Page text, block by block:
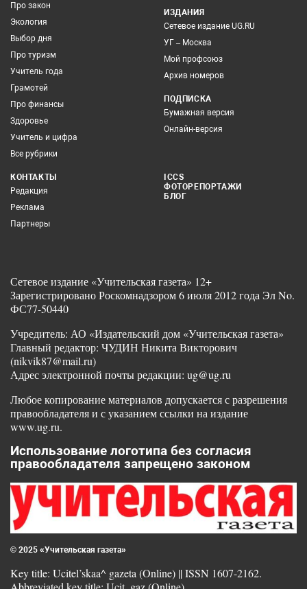
Про закон
Экология
Выбор дня
Про туризм
Учитель года
Грамотей
Про финансы
Здоровье
Учитель и цифра
Все рубрики
ИЗДАНИЯ
Сетевое издание UG.RU
УГ – Москва
Мой профсоюз
Архив номеров
ПОДПИСКА
Бумажная версия
Онлайн-версия
КОНТАКТЫ
Редакция
Реклама
Партнеры
ICCS
ФОТОРЕПОРТАЖИ
БЛОГ
Сетевое издание «Учительская газета» 12+
Зарегистрировано Роскомнадзором 6 июля 2012 года Эл No.
ФС77-50440
Учредитель: АО «Издательский дом «Учительская газета»
Главный редактор: ЧУДИН Никита Викторович
(nikvik87@mail.ru)
Адрес электронной почты редакции: ug@ug.ru
Любое копирование материалов допускается с разрешения
правообладателя и с указанием ссылки на издание
www.ug.ru.
Использование логотипа без согласия
правообладателя запрещено законом
© 2025 «Учительская газета»
Key title: Ucitel’skaa^ gazeta (Online) || ISSN 1607-2162.